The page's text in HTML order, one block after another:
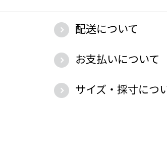
配送について
お支払いについて
サイズ・採寸につ